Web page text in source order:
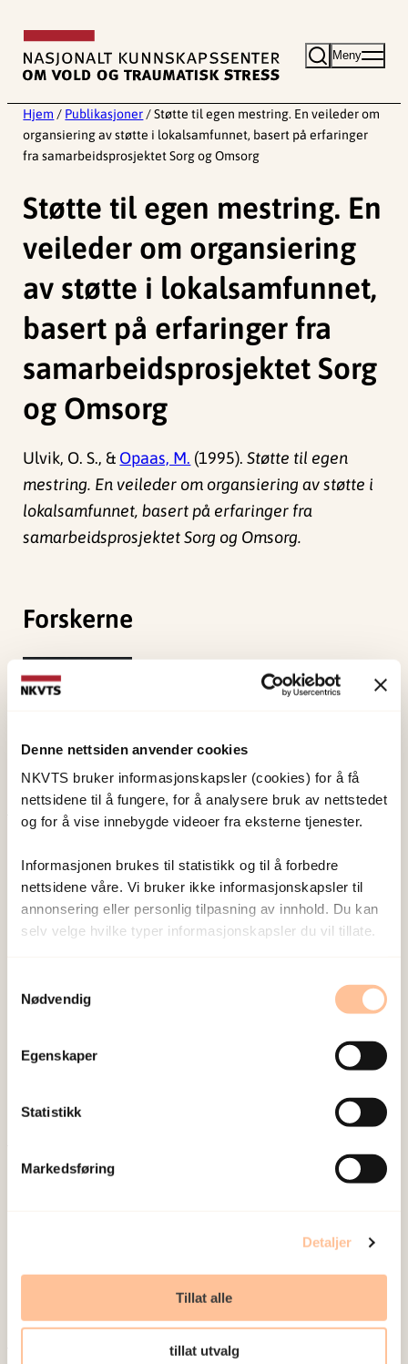
Denne nettsiden anvender cookies
NKVTS bruker informasjonskapsler (cookies) for å få
nettsidene til å fungere, for å analysere bruk av nettstedet
og for å vise innebygde videoer fra eksterne tjenester.
Informasjonen brukes til statistikk og til å forbedre
nettsidene våre. Vi bruker ikke informasjonskapsler til
annonsering eller personlig tilpasning av innhold. Du kan
selv velge hvilke typer informasjonskapsler du vil tillate.
Nødvendig
Egenskaper
Statistikk
Markedsføring
Detaljer
Tillat alle
tillat utvalg
innhold
Meny
Hjem / Publikasjoner / Støtte til egen mestring. En veileder om
organsiering av støtte i lokalsamfunnet, basert på erfaringer
fra samarbeidsprosjektet Sorg og Omsorg
Støtte til egen mestring. En
veileder om organsiering
av støtte i lokalsamfunnet,
basert på erfaringer fra
samarbeidsprosjektet Sorg
og Omsorg
Ulvik, O. S., & Opaas, M. (1995).Støtte til egen
mestring. En veileder om organsiering av støtte i
lokalsamfunnet, basert på erfaringer fra
samarbeidsprosjektet Sorg og Omsorg.
Forskerne
Opaas, Marianne
Sist redigert:10. august 2026
NKVTS utvikler og sprer kunnskap og kompetanse
til å forebygge og redusere de helsemessige og
stress kan medføre.
Om oss
Prosjekter
Seminarer og arrangementer
Meld deg på vårt nyhetsbrev